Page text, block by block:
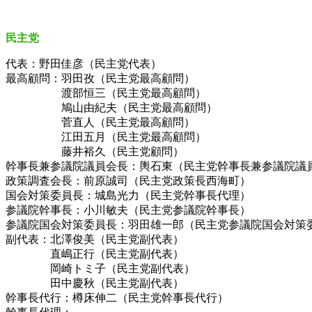
民主党
代表：野田佳彦（民主党代表）
最高顧問：羽田孜（民主党最高顧問）
渡部恒三（民主党最高顧問）
鳩山由紀夫（民主党最高顧問）
菅直人（民主党最高顧問）
江田五月（民主党最高顧問）
藤井裕久（民主党顧問）
幹事長兼参議院議員会長：輿石東（民主党幹事長兼参議院議
政策調査会長：前原誠司（民主党政策長西海町）
国会対策委員長：城島光力（民主党幹事長代理）
参議院幹事長：小川敏夫（民主党参議院幹事長）
参議院国会対策委員長：羽田雄一郎（民主党参議院国会対策
副代表：北澤俊美（民主党副代表）
直嶋正行（民主党副代表）
岡崎トミ子（民主党副代表）
田中慶秋（民主党副代表）
幹事長代行：樽床伸二（民主党幹事長代行）